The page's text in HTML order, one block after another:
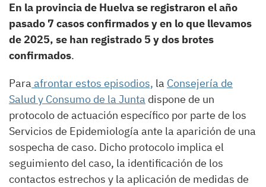
En la provincia de Huelva se registraron el año
pasado 7 casos confirmados y en lo que llevamos
de 2025, se han registrado 5 y dos brotes
confirmados.
Para afrontar estos episodios, la Consejería de
Salud y Consumo de la Junta dispone de un
protocolo de actuación específico por parte de los
Servicios de Epidemiología ante la aparición de una
sospecha de caso. Dicho protocolo implica el
seguimiento del caso, la identificación de los
contactos estrechos y la aplicación de medidas de